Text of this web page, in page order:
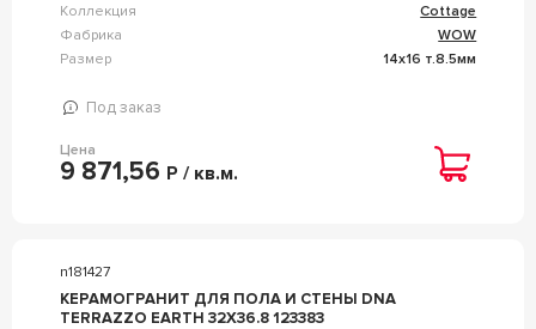
Коллекция
Cottage
Фабрика
WOW
Размер
14x16 т.8.5мм
Под заказ
Цена
9 871,56 Р / кв.м.
n181427
КЕРАМОГРАНИТ ДЛЯ ПОЛА И СТЕНЫ DNA
TERRAZZO EARTH 32X36.8 123383